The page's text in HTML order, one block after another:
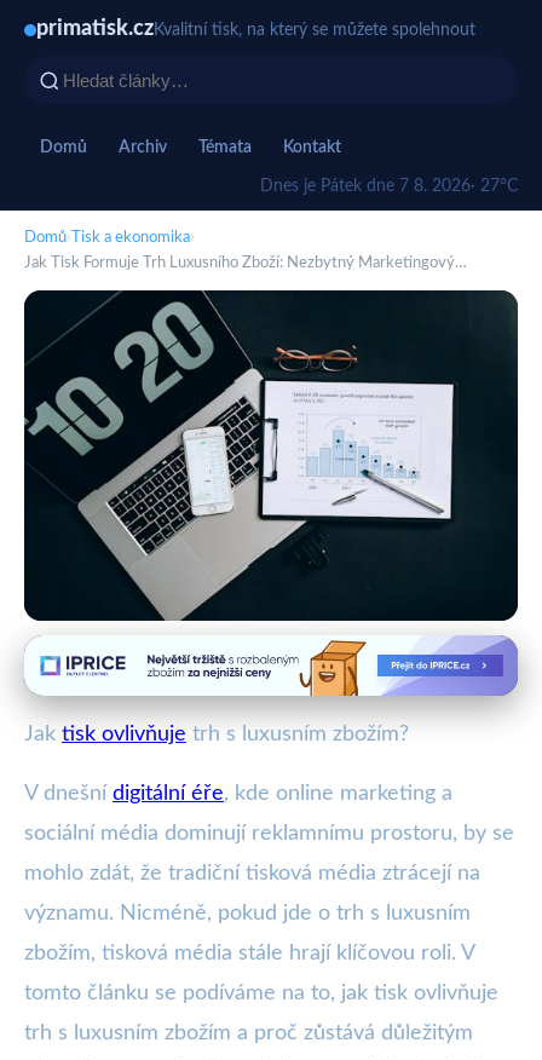
primatisk.czKvalitní tisk, na který se můžete spolehnout
Domů Archiv Témata Kontakt
Dnes je Pátek dne 7 8. 2026· 27°C
Domů› Tisk a ekonomika›
Jak Tisk Formuje Trh Luxusního Zboží: Nezbytný Marketingový…
Tisk a ekonomika
Jak Tisk Formuje Trh Luxusního
Nástroj
Jak tisk ovlivňuje trh s luxusním zbožím?
V dnešní digitální éře, kde online marketing a
sociální média dominují reklamnímu prostoru, by se
mohlo zdát, že tradiční tisková média ztrácejí na
významu. Nicméně, pokud jde o trh s luxusním
zbožím, tisková média stále hrají klíčovou roli. V
tomto článku se podíváme na to, jak tisk ovlivňuje
trh s luxusním zbožím a proč zůstává důležitým